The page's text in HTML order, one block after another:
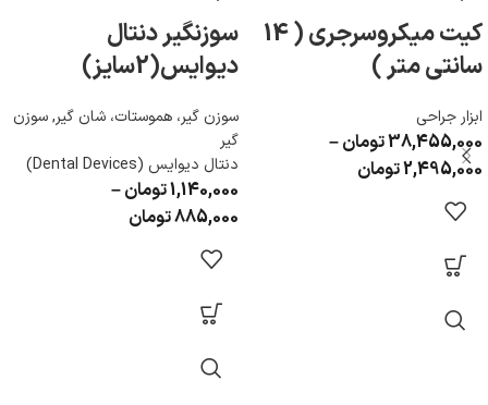
کیت میکروسرجری ( 14
سانتی متر )
ابزار جراحی
38,455,000تومان–
2,495,000تومان
سوزنگیر دنتال
دیوایس(2سایز)
سوزن گیر، هموستات، شان گیر,سوزن
گیر
دنتال دیوایس (Dental Devices)
1,140,000تومان–
885,000تومان